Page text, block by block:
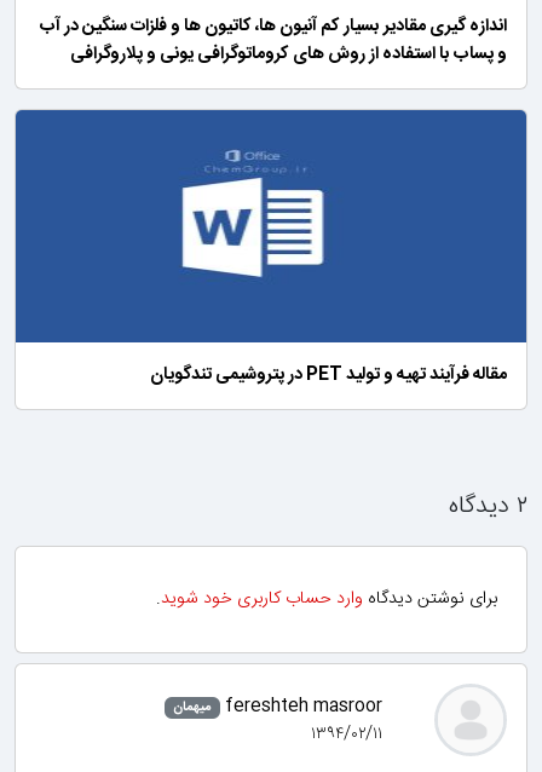
اندازه گیری مقادیر بسیار کم آنیون ها، کاتیون ها و فلزات سنگین در آب
و پساب با استفاده از روش های کروماتوگرافی یونی و پلاروگرافی
مقاله فرآیند تهیه و تولید PET در پتروشیمی تندگویان
۲ دیدگاه
برای نوشتن دیدگاه وارد حساب کاربری خود شوید.
fereshteh masroor میهمان
۱۳۹۴/۰۲/۱۱